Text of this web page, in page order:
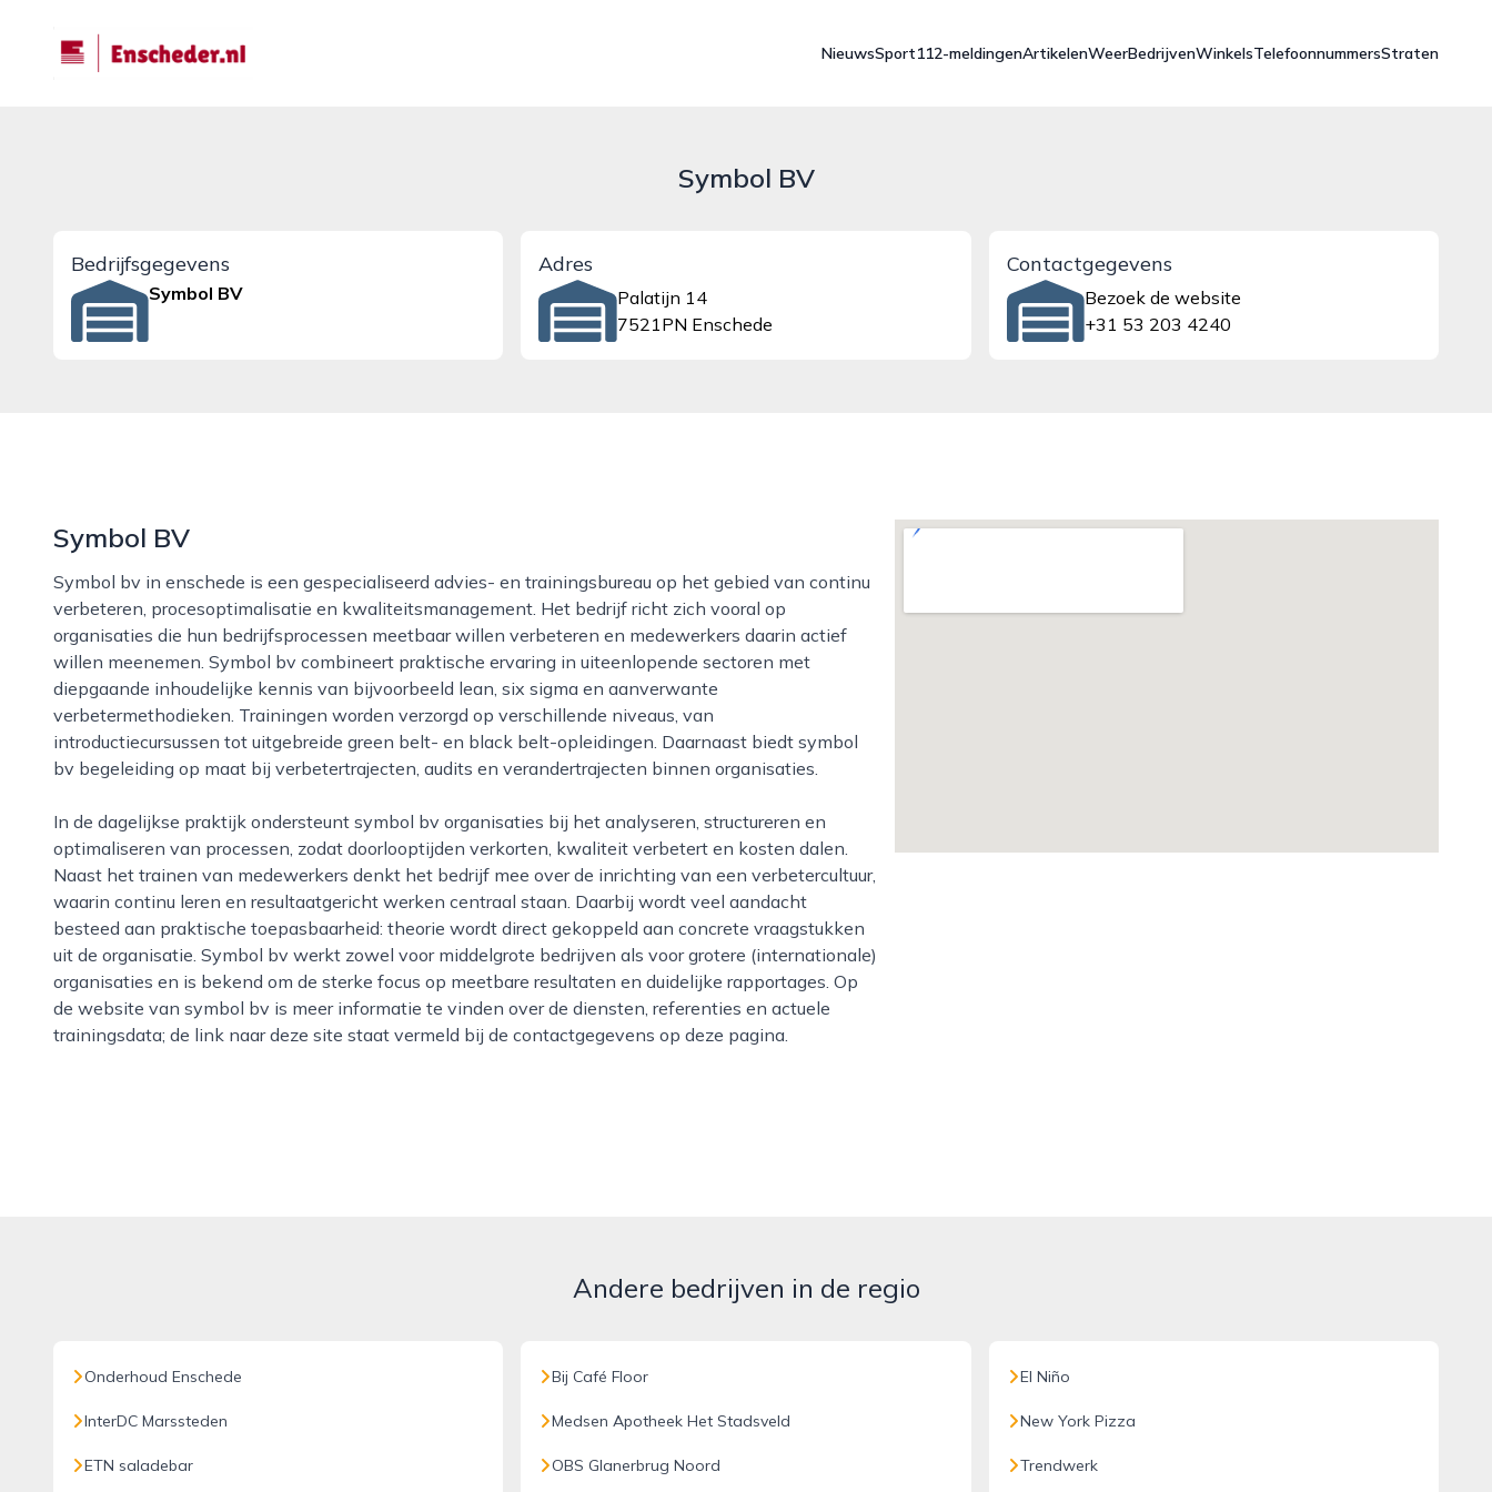
enscheder.nl
NieuwsSport112-meldingenArtikelenWeerBedrijvenWinkelsTelefoonnummersStraten
Symbol BV
Bedrijfsgegevens
Symbol BV
Adres
Palatijn 14
7521PN Enschede
Contactgegevens
Bezoek de website
+31 53 203 4240
Symbol BV
Symbol bv in enschede is een gespecialiseerd advies- en trainingsbureau op het gebied van continu
verbeteren, procesoptimalisatie en kwaliteitsmanagement. Het bedrijf richt zich vooral op
organisaties die hun bedrijfsprocessen meetbaar willen verbeteren en medewerkers daarin actief
willen meenemen. Symbol bv combineert praktische ervaring in uiteenlopende sectoren met
diepgaande inhoudelijke kennis van bijvoorbeeld lean, six sigma en aanverwante
verbetermethodieken. Trainingen worden verzorgd op verschillende niveaus, van
introductiecursussen tot uitgebreide green belt- en black belt-opleidingen. Daarnaast biedt symbol
bv begeleiding op maat bij verbetertrajecten, audits en verandertrajecten binnen organisaties.
In de dagelijkse praktijk ondersteunt symbol bv organisaties bij het analyseren, structureren en
optimaliseren van processen, zodat doorlooptijden verkorten, kwaliteit verbetert en kosten dalen.
Naast het trainen van medewerkers denkt het bedrijf mee over de inrichting van een verbetercultuur,
waarin continu leren en resultaatgericht werken centraal staan. Daarbij wordt veel aandacht
besteed aan praktische toepasbaarheid: theorie wordt direct gekoppeld aan concrete vraagstukken
uit de organisatie. Symbol bv werkt zowel voor middelgrote bedrijven als voor grotere (internationale)
organisaties en is bekend om de sterke focus op meetbare resultaten en duidelijke rapportages. Op
de website van symbol bv is meer informatie te vinden over de diensten, referenties en actuele
trainingsdata; de link naar deze site staat vermeld bij de contactgegevens op deze pagina.
Andere bedrijven in de regio
Onderhoud Enschede
InterDC Marssteden
ETN saladebar
Bij Café Floor
Medsen Apotheek Het Stadsveld
OBS Glanerbrug Noord
El Niño
New York Pizza
Trendwerk